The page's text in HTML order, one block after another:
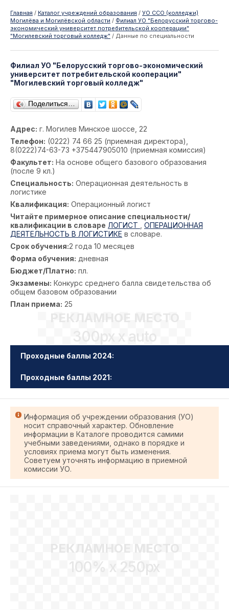
Главная / Каталог учреждений образования / УО ССО (колледжи)
Могилёва и Могилёвской области / Филиал УО "Белорусский торгово-
экономический университет потребительской кооперации"
"Могилевский торговый колледж" / Данные по специальности
Филиал УО "Белорусский торгово-экономический
университет потребительской кооперации"
"Могилевский торговый колледж"
Поделиться…
Адрес: г. Могилев Минское шоссе, 22
Телефон: (0222) 74 66 25 (приемная директора),
8(0222)74-63-73 +375447905010 (приемная комиссия)
Факультет: На основе общего базового образования
(после 9 кл.)
Специальность: Операционная деятельность в
логистике
Квалификация: Операционный логист
Читайте примерное описание специальности/
квалификации в словаре ЛОГИСТ
ОПЕРАЦИОННАЯ
ДЕЯТЕЛЬНОСТЬ В ЛОГИСТИКЕ в словаре.
Срок обучения:2 года 10 месяцев
Форма обучения: дневная
Бюджет/Платно: пл.
Экзамены: Конкурс среднего балла свидетельства об
общем базовом образовании
План приема: 25
РЕКЛАМНОЕ МЕСТО
300px x auto
Проходные баллы 2024:
Проходные баллы 2021:
Информация об учреждении образования (УО)
носит справочный характер. Обновление
информации в Каталоге проводится самими
учебными заведениями, однако в порядке и
условиях приема могут быть изменения.
Советуем уточнять информацию в приемной
комиссии УО.
РЕКЛАМНОЕ МЕСТО
100% x 250px